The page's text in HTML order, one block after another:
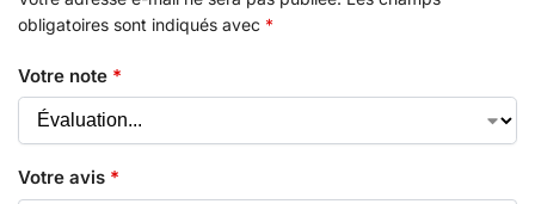
obligatoires sont indiqués avec *
Votre note *
Votre avis *